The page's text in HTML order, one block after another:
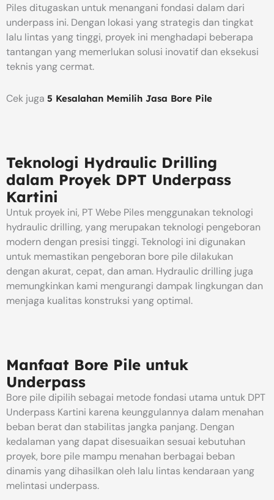
Piles ditugaskan untuk menangani fondasi dalam dari
underpass ini. Dengan lokasi yang strategis dan tingkat
lalu lintas yang tinggi, proyek ini menghadapi beberapa
tantangan yang memerlukan solusi inovatif dan eksekusi
teknis yang cermat.
Cek juga 5 Kesalahan Memilih Jasa Bore Pile
Teknologi Hydraulic Drilling
dalam Proyek DPT Underpass
Kartini
Untuk proyek ini, PT Webe Piles menggunakan teknologi
hydraulic drilling, yang merupakan teknologi pengeboran
modern dengan presisi tinggi. Teknologi ini digunakan
untuk memastikan pengeboran bore pile dilakukan
dengan akurat, cepat, dan aman. Hydraulic drilling juga
memungkinkan kami mengurangi dampak lingkungan dan
menjaga kualitas konstruksi yang optimal.
Manfaat Bore Pile untuk
Underpass
Bore pile dipilih sebagai metode fondasi utama untuk DPT
Underpass Kartini karena keunggulannya dalam menahan
beban berat dan stabilitas jangka panjang. Dengan
kedalaman yang dapat disesuaikan sesuai kebutuhan
proyek, bore pile mampu menahan berbagai beban
dinamis yang dihasilkan oleh lalu lintas kendaraan yang
melintasi underpass.